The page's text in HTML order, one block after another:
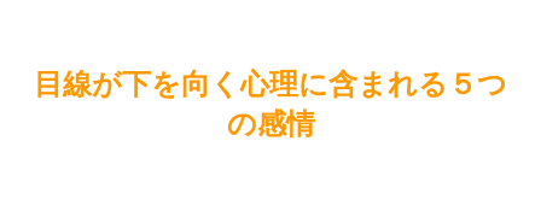
目線が下を向く心理に含まれる５つ
の感情